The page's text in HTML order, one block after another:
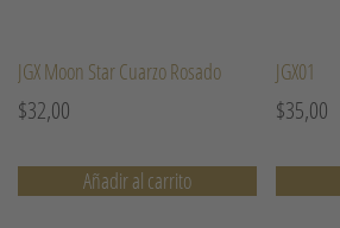
JGX Moon Star Cuarzo Rosado
$32,00
Añadir al carrito
JGX01
$35,00